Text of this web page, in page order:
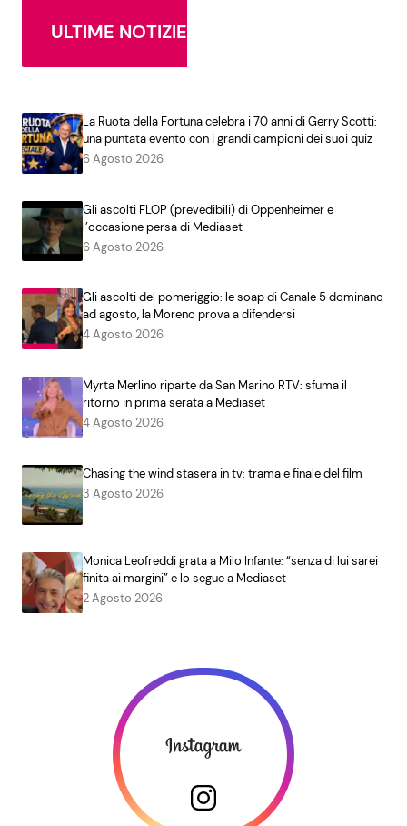
ULTIME NOTIZIE
La Ruota della Fortuna celebra i 70 anni di Gerry Scotti:
una puntata evento con i grandi campioni dei suoi quiz
6 Agosto 2026
Gli ascolti FLOP (prevedibili) di Oppenheimer e
l’occasione persa di Mediaset
6 Agosto 2026
Gli ascolti del pomeriggio: le soap di Canale 5 dominano
ad agosto, la Moreno prova a difendersi
4 Agosto 2026
Myrta Merlino riparte da San Marino RTV: sfuma il
ritorno in prima serata a Mediaset
4 Agosto 2026
Chasing the wind stasera in tv: trama e finale del film
3 Agosto 2026
Monica Leofreddi grata a Milo Infante: “senza di lui sarei
finita ai margini” e lo segue a Mediaset
2 Agosto 2026